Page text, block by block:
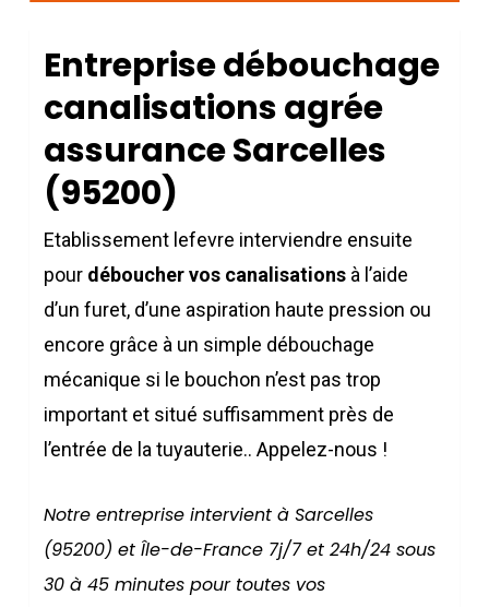
Entreprise débouchage
canalisations agrée
assurance Sarcelles
(95200)
Etablissement lefevre interviendre ensuite
pour déboucher vos canalisations à l’aide
d’un furet, d’une aspiration haute pression ou
encore grâce à un simple débouchage
mécanique si le bouchon n’est pas trop
important et situé suffisamment près de
l’entrée de la tuyauterie.. Appelez-nous !
Notre entreprise intervient à Sarcelles
(95200) et Île-de-France 7j/7 et 24h/24 sous
30 à 45 minutes pour toutes vos